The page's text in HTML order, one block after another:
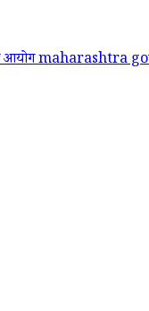
आयोगmaharashtra